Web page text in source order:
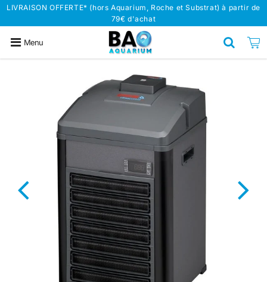
LIVRAISON OFFERTE* (hors Aquarium, Roche et Substrat) à partir de
79€ d'achat
Menu